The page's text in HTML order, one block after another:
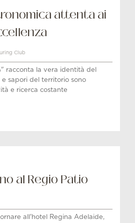
attenta ai
Club
racconta la vera identità del
sapori del territorio sono
e ricerca costante
al Regio Patio
all'hotel Regina Adelaide,